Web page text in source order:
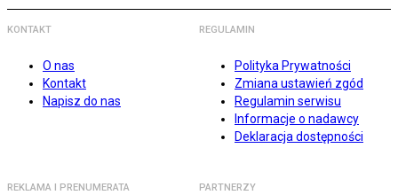
KONTAKT
O nas
Kontakt
Napisz do nas
REGULAMIN
Polityka Prywatności
Zmiana ustawień zgód
Regulamin serwisu
Informacje o nadawcy
Deklaracja dostępności
REKLAMA I PRENUMERATA PARTNERZY